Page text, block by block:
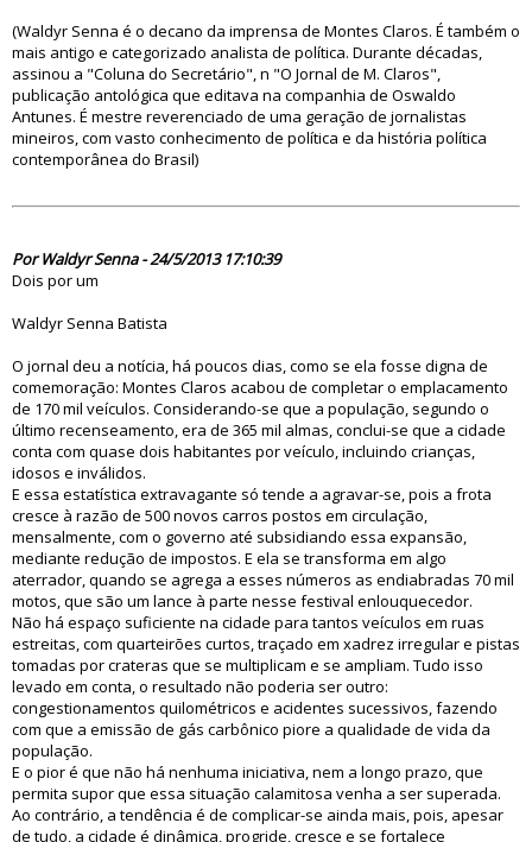
(Waldyr Senna é o decano da imprensa de Montes Claros. É também o
mais antigo e categorizado analista de política. Durante décadas,
assinou a "Coluna do Secretário", n "O Jornal de M. Claros",
publicação antológica que editava na companhia de Oswaldo
Antunes. É mestre reverenciado de uma geração de jornalistas
mineiros, com vasto conhecimento de política e da história política
contemporânea do Brasil)
Por Waldyr Senna - 24/5/2013 17:10:39
Dois por um
Waldyr Senna Batista
O jornal deu a notícia, há poucos dias, como se ela fosse digna de
comemoração: Montes Claros acabou de completar o emplacamento
de 170 mil veículos. Considerando-se que a população, segundo o
último recenseamento, era de 365 mil almas, conclui-se que a cidade
conta com quase dois habitantes por veículo, incluindo crianças,
idosos e inválidos.
E essa estatística extravagante só tende a agravar-se, pois a frota
cresce à razão de 500 novos carros postos em circulação,
mensalmente, com o governo até subsidiando essa expansão,
mediante redução de impostos. E ela se transforma em algo
aterrador, quando se agrega a esses números as endiabradas 70 mil
motos, que são um lance à parte nesse festival enlouquecedor.
Não há espaço suficiente na cidade para tantos veículos em ruas
estreitas, com quarteirões curtos, traçado em xadrez irregular e pistas
tomadas por crateras que se multiplicam e se ampliam. Tudo isso
levado em conta, o resultado não poderia ser outro:
congestionamentos quilométricos e acidentes sucessivos, fazendo
com que a emissão de gás carbônico piore a qualidade de vida da
população.
E o pior é que não há nenhuma iniciativa, nem a longo prazo, que
permita supor que essa situação calamitosa venha a ser superada.
Ao contrário, a tendência é de complicar-se ainda mais, pois, apesar
de tudo, a cidade é dinâmica, progride, cresce e se fortalece